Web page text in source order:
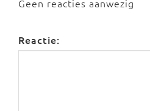
Geen reacties aanwezig
Reactie: